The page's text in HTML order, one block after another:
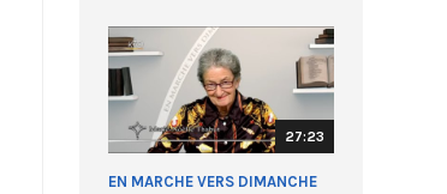
27:23
EN MARCHE VERS DIMANCHE